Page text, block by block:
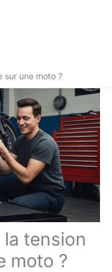
sur une moto ?
tension
moto ?